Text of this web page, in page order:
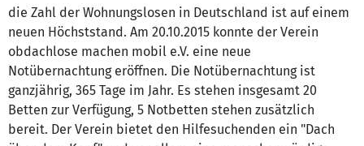
die Zahl der Wohnungslosen in Deutschland ist auf einem
neuen Höchststand. Am 20.10.2015 konnte der Verein
obdachlose machen mobil e.V. eine neue
Notübernachtung eröffnen. Die Notübernachtung ist
ganzjährig, 365 Tage im Jahr. Es stehen insgesamt 20
Betten zur Verfügung, 5 Notbetten stehen zusätzlich
bereit. Der Verein bietet den Hilfesuchenden ein "Dach